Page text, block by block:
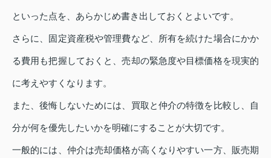
といった点を、あらかじめ書き出しておくとよいです。
さらに、固定資産税や管理費など、所有を続けた場合にかか
る費用も把握しておくと、売却の緊急度や目標価格を現実的
に考えやすくなります。
また、後悔しないためには、買取と仲介の特徴を比較し、自
分が何を優先したいかを明確にすることが大切です。
一般的には、仲介は売却価格が高くなりやすい一方、販売期